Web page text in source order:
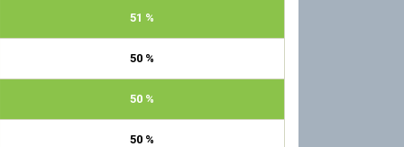
51 %
50 %
50 %
50 %